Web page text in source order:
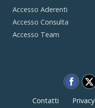
Accesso Aderenti
Accesso Consulta
Accesso Team
Contatti Privacy